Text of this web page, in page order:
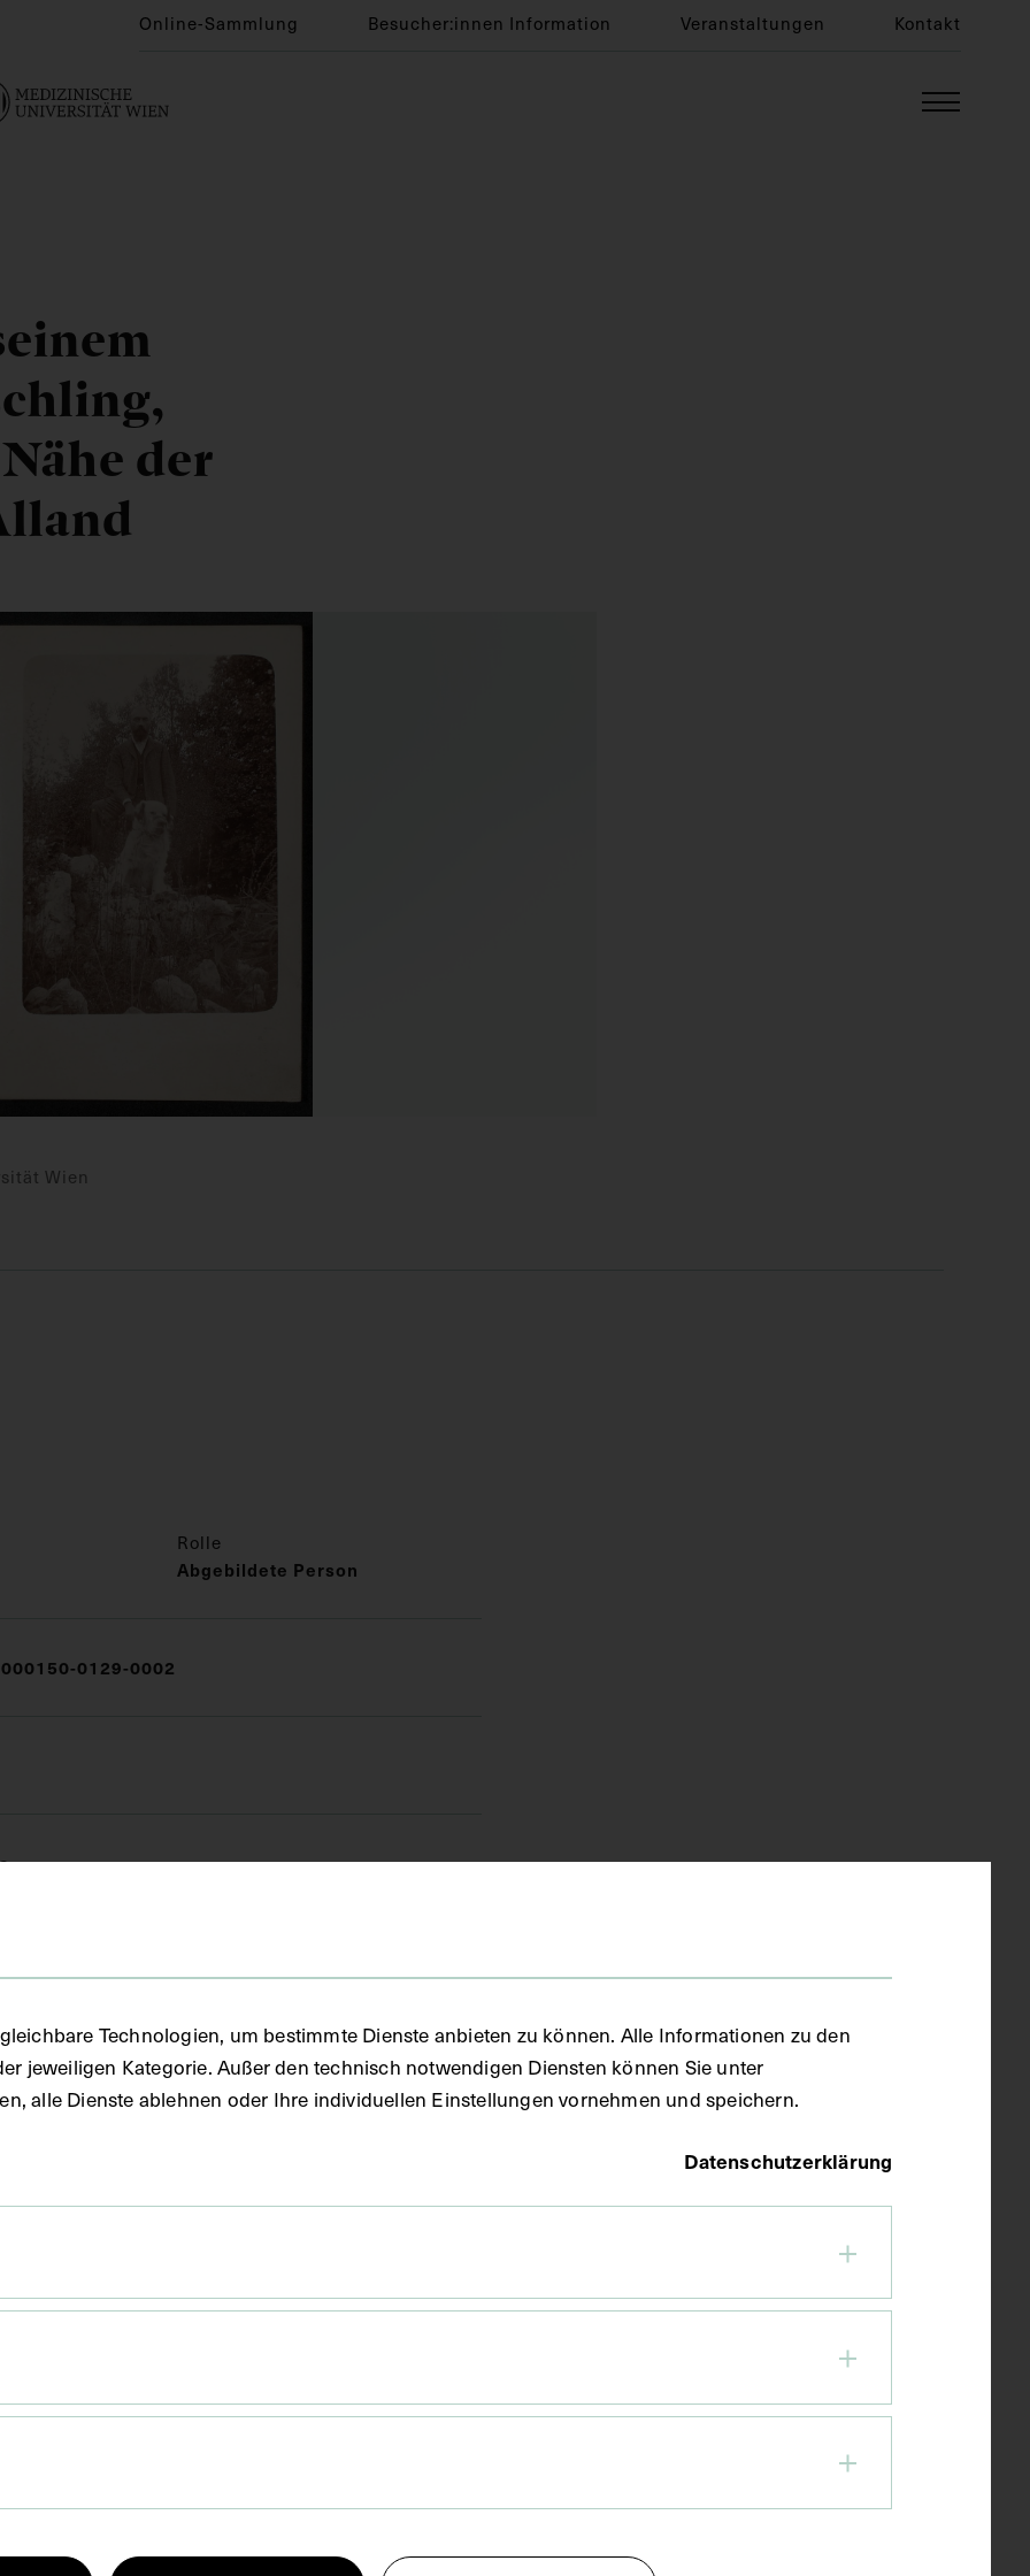
Online-Sammlung Besucher:innen Information Veranstaltungen Kontakt
der
Wien
Rolle
Abgebildete Person
000150-0129-0002
Technologien, um bestimmte Dienste anbieten zu können. Alle Informationen zu den
jeweiligen Kategorie. Außer den technisch notwendigen Diensten können Sie unter
alle Dienste ablehnen oder Ihre individuellen Einstellungen vornehmen und speichern.
Datenschutzerklärung